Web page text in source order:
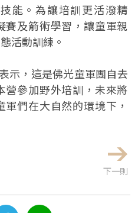
能。為讓培訓更活潑精
賽及箭術學習，讓童軍親
活動訓練。
示，這是佛光童軍團自去
營參加野外培訓，未來將
們在大自然的環境下，
下一則